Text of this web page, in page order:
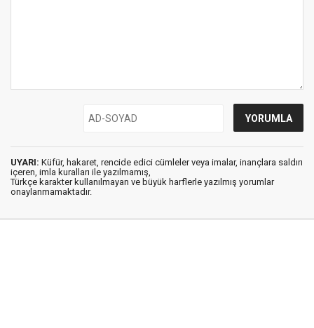
UYARI: Küfür, hakaret, rencide edici cümleler veya imalar, inançlara saldırı
içeren, imla kuralları ile yazılmamış,
Türkçe karakter kullanılmayan ve büyük harflerle yazılmış yorumlar
onaylanmamaktadır.